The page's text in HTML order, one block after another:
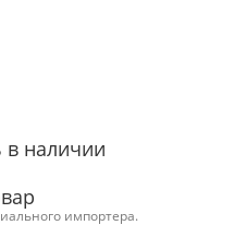
в наличии
импортера.